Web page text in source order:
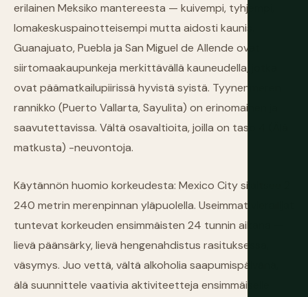
erilainen Meksiko mantereesta — kuivempi, tyhjempi,
lomakeskuspainotteisempi mutta aidosti kaunis.
Guanajuato, Puebla ja San Miguel de Allende ovat
siirtomaakaupunkeja merkittävällä kauneudella, jotka
ovat päämatkailupiirissä hyvistä syistä. Tyynenmeren
rannikko (Puerto Vallarta, Sayulita) on erinomainen ja
saavutettavissa. Vältä osavaltioita, joilla on taso 4 (Älä
matkusta) -neuvontoja.
Käytännön huomio korkeudesta: Mexico City sijaitsee 2
240 metrin merenpinnan yläpuolella. Useimmat vierailijat
tuntevat korkeuden ensimmäisten 24 tunnin aikana —
lievä päänsärky, lievä hengenahdistus rasituksessa,
väsymys. Juo vettä, vältä alkoholia saapumispäivänä,
älä suunnittele vaativia aktiviteetteja ensimmäiselle